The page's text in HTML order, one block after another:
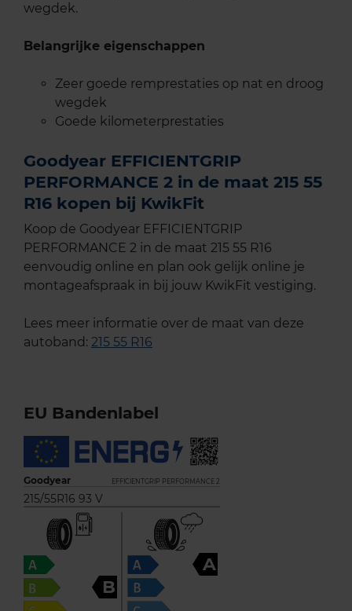
wegdek.
Belangrijke eigenschappen
Zeer goede remprestaties op nat en droog
wegdek
Goede kilometerprestaties
Goodyear EFFICIENTGRIP
PERFORMANCE 2 in de maat 215 55
R16 kopen bij KwikFit
Koop de Goodyear EFFICIENTGRIP
PERFORMANCE 2 in de maat 215 55 R16
eenvoudig online en plan ook gelijk online je
montageafspraak in bij jouw KwikFit vestiging.
Lees meer informatie over de maat van deze
autoband: 215 55 R16
EU Bandenlabel
Goodyear EFFICIENTGRIP PERFORMANCE 2
215/55R16 93 V
B
A